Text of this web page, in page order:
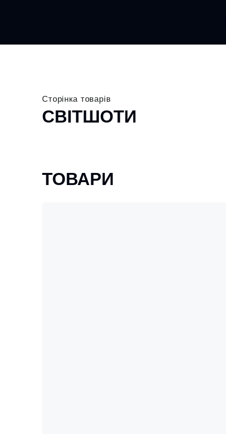
Сторінка товарів
СВІТШОТИ
ТОВАРИ